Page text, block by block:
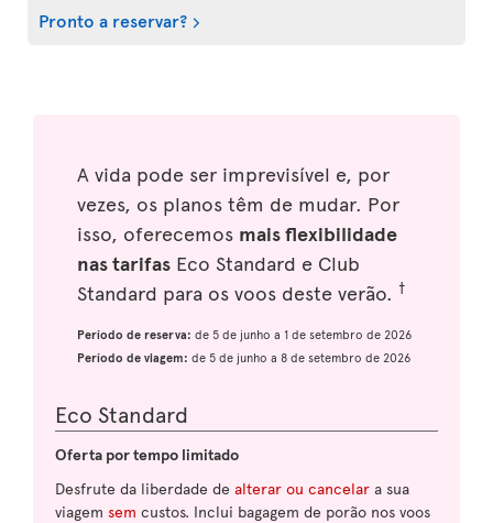
Pronto a reservar?
A vida pode ser imprevisível e, por
vezes, os planos têm de mudar. Por
isso, oferecemos mais flexibilidade
nas tarifas Eco Standard e Club
Standard para os voos deste verão. †
Período de reserva: de 5 de junho a 1 de setembro de 2026
Período de viagem: de 5 de junho a 8 de setembro de 2026
Eco Standard
Oferta por tempo limitado
Desfrute da liberdade de alterar ou cancelar a sua
viagem sem custos. Inclui bagagem de porão nos voos